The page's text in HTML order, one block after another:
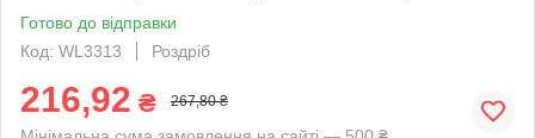
Готово до відправки
Код: WL3313
Роздріб
216,92 ₴ 267,80 ₴